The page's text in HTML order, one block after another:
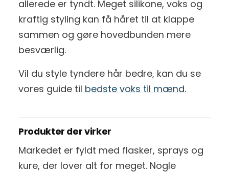
allerede er tyndt. Meget silikone, voks og
kraftig styling kan få håret til at klappe
sammen og gøre hovedbunden mere
besværlig.
Vil du style tyndere hår bedre, kan du se
vores guide til bedste voks til mænd.
Produkter der virker
Markedet er fyldt med flasker, sprays og
kure, der lover alt for meget. Nogle